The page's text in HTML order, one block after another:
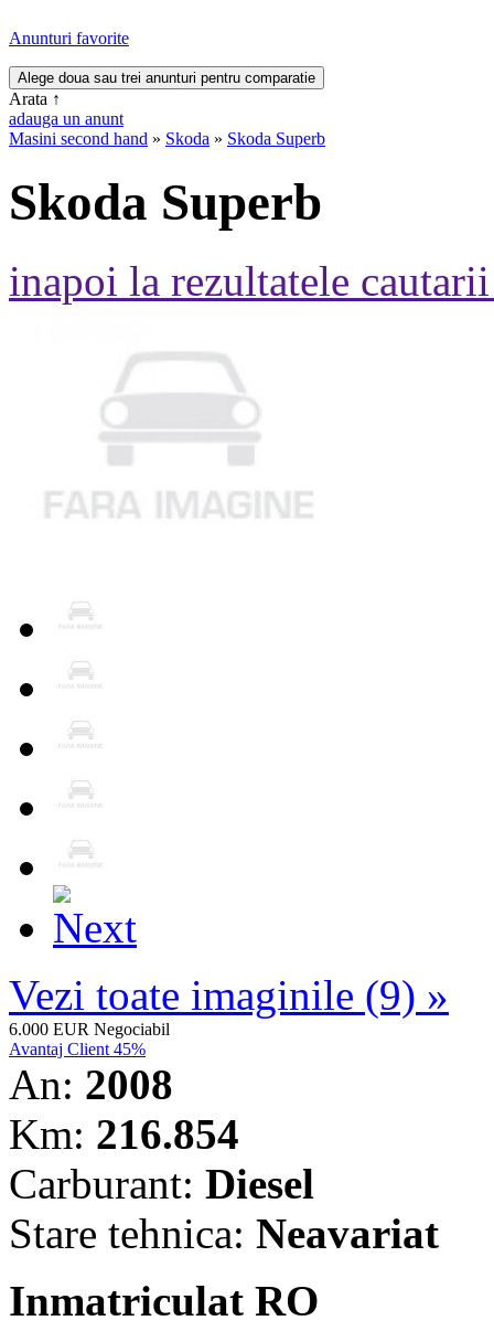
Anunturi favorite
Arata ↑
adauga un anunt
Masini second hand » Skoda » Skoda Superb
Skoda Superb
inapoi la rezultatele
Vezi toate imaginile (9) »
6.000 EUR Negociabil
Avantaj Client 45%
An: 2008
Km: 216.854
Carburant: Diesel
Stare tehnica: Neavariat
Inmatriculat RO